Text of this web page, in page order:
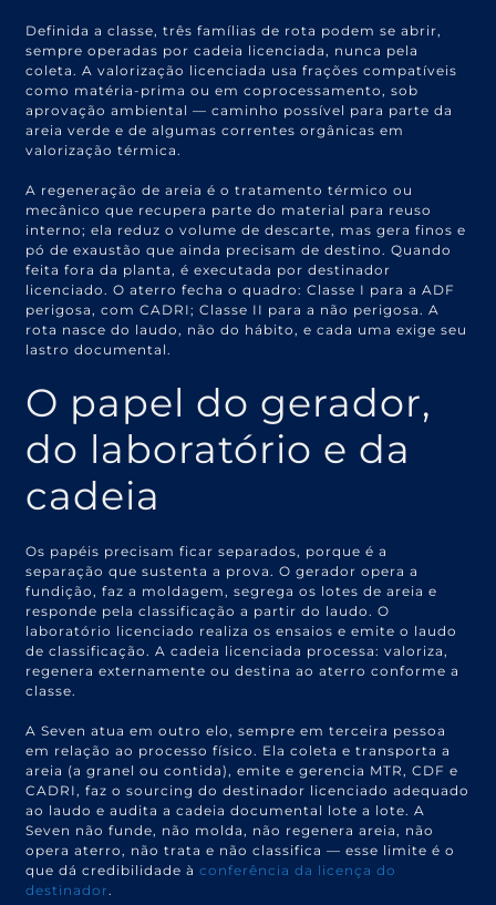
Definida a classe, três famílias de rota podem se abrir,
sempre operadas por cadeia licenciada, nunca pela
coleta. A valorização licenciada usa frações compatíveis
como matéria-prima ou em coprocessamento, sob
aprovação ambiental — caminho possível para parte da
areia verde e de algumas correntes orgânicas em
valorização térmica.
A regeneração de areia é o tratamento térmico ou
mecânico que recupera parte do material para reuso
interno; ela reduz o volume de descarte, mas gera finos e
pó de exaustão que ainda precisam de destino. Quando
feita fora da planta, é executada por destinador
licenciado. O aterro fecha o quadro: Classe I para a ADF
perigosa, com CADRI; Classe II para a não perigosa. A
rota nasce do laudo, não do hábito, e cada uma exige seu
lastro documental.
O papel do gerador,
do laboratório e da
cadeia
Os papéis precisam ficar separados, porque é a
separação que sustenta a prova. O gerador opera a
fundição, faz a moldagem, segrega os lotes de areia e
responde pela classificação a partir do laudo. O
laboratório licenciado realiza os ensaios e emite o laudo
de classificação. A cadeia licenciada processa: valoriza,
regenera externamente ou destina ao aterro conforme a
classe.
A Seven atua em outro elo, sempre em terceira pessoa
em relação ao processo físico. Ela coleta e transporta a
areia (a granel ou contida), emite e gerencia MTR, CDF e
CADRI, faz o sourcing do destinador licenciado adequado
ao laudo e audita a cadeia documental lote a lote. A
Seven não funde, não molda, não regenera areia, não
opera aterro, não trata e não classifica — esse limite é o
que dá credibilidade àconferência da licença do
destinador .